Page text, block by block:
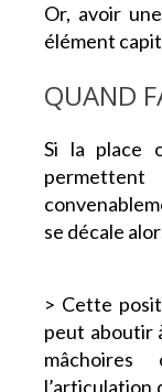
Or, avoir
élément
QUAND
Si la place
se décale
> Cette
peut aboutir
l’articulation